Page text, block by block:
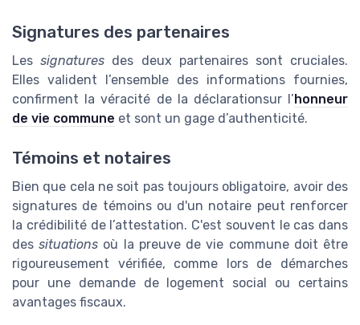
Signatures des partenaires
Lessignatures des deux partenaires sont cruciales.
Elles valident l’ensemble des informations fournies,
confirment la véracité de la déclarationsur l’ honneur
de vie commune et sont un gage d’authenticité.
Témoins et notaires
Bien que cela ne soit pas toujours obligatoire, avoir des
signatures de témoins ou d'un notaire peut renforcer
la crédibilité de l’attestation. C'est souvent le cas dans
dessituations où la preuve de vie commune doit être
rigoureusement vérifiée, comme lors de démarches
pour une demande de logement social ou certains
avantages fiscaux.